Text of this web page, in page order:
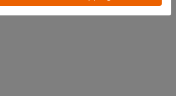
最近見た商品